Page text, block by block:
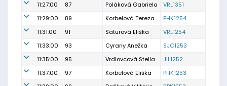
11:27:00
87 Poláková Gabriela
VRL1351
11:29:00
89 Korbelová Tereza
PHK1254
11:31:00
91 Saturová Eliška
VRL1254
11:33:00
93 Cyrany Anežka
SJC1253
11:35:00
95 Vrdlovcová Stella
JIL1252
11:37:00
97 Korbelová Eliška
PHK1253